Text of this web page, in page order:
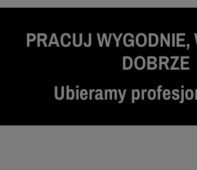
PRACUJ
DOBRZE
Ubieramy